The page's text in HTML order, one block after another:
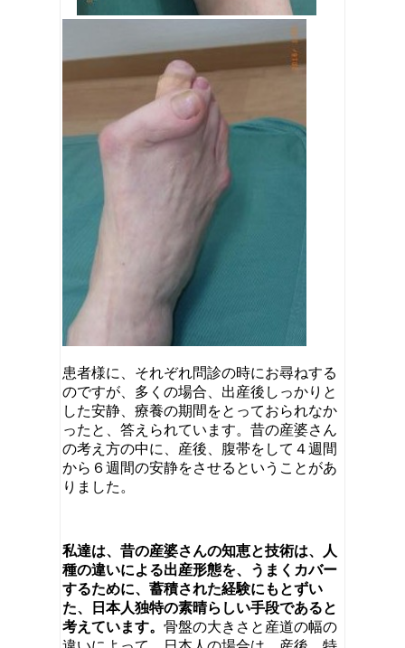
患者様に、それぞれ問診の時にお尋ねする
のですが、多くの場合、出産後しっかりと
した安静、療養の期間をとっておられなか
ったと、答えられています。昔の産婆さん
の考え方の中に、産後、腹帯をして４週間
から６週間の安静をさせるということがあ
りました。
私達は、昔の産婆さんの知恵と技術は、人
種の違いによる出産形態を、うまくカバー
するために、蓄積された経験にもとずい
た、日本人独特の素晴らしい手段であると
考えています。 骨盤の大きさと産道の幅の